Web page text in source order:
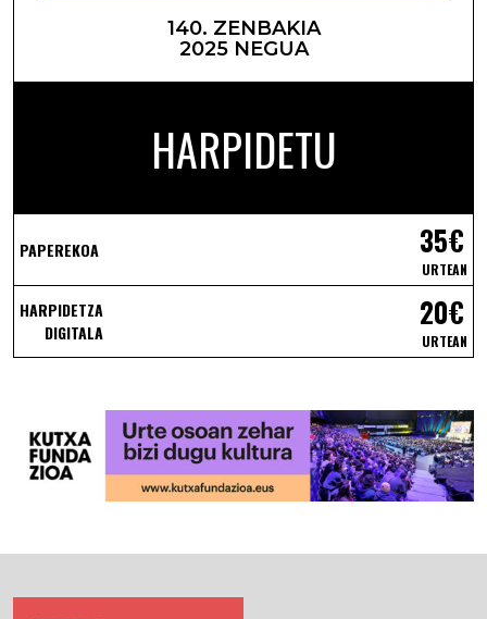
140. ZENBAKIA
2025 NEGUA
HARPIDETU
PAPEREKOA 35€
URTEAN
HARPIDETZA
DIGITALA
20€
URTEAN